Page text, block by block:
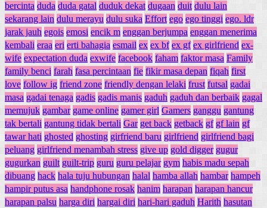
bercinta duda duda gatal duduk dekat dugaan duit dulu lain
sekarang lain dulu merayu dulu suka Effort ego ego tinggi ego. ldr
jarak jauh egois emosi encik m enggan berjumpa enggan menerima
kembali eraa eri erti bahagia esmail ex ex bf ex gf ex girlfriend ex-
wife expectation duda exwife facebook faham faktor masa Family
family benci farah fasa percintaan fie fikir masa depan fiqah first
love follow ig friend zone friendly dengan lelaki frust futsal gadai
masa gadai tenaga gadis gadis manis gaduh gaduh dan berbaik gagal
memujuk gambar game online gamer girl Gamers ganggu gantung
tak bertali gantung tidak bertali Gar get back getback gf gf lain gf
tawar hati ghosted ghosting girfriend baru girlfriend girlfriend bagi
peluang girlfriend menambah stress give up gold digger gugur
gugurkan guilt guilt-trip guru guru pelajar gym habis madu sepah
dibuang hack hala tuju hubungan halal hamba allah hambar hampeh
hampir putus asa handphone rosak hanim harapan harapan hancur
harapan palsu harga diri hargai diri hari-hari gaduh Harith hasutan